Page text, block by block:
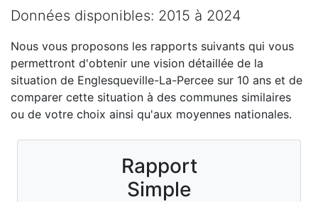
Données disponibles: 2015 à 2024
Nous vous proposons les rapports suivants qui vous
permettront d'obtenir une vision détaillée de la
situation de Englesqueville-La-Percee sur 10 ans et de
comparer cette situation à des communes similaires
ou de votre choix ainsi qu'aux moyennes nationales.
Rapport
Simple